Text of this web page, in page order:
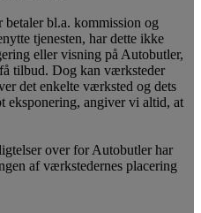
bl.a. kommission og
tjenesten, har dette ikke
eller visning på Autobutler,
tilbud. Dog kan værksteder
det enkelte værksted og dets
angiver vi altid, at
over for Autobutler har
af værkstedernes placering